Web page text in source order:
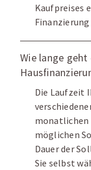
Kaufpreises
Wie lange
Die Laufzeit
monatlichen
möglichen
Dauer der
Sie selbst